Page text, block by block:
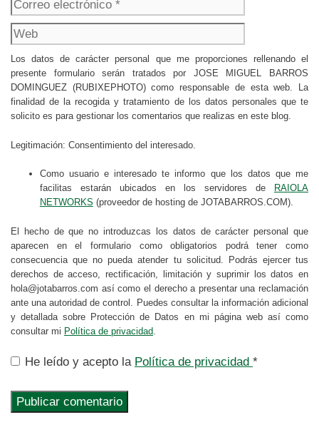
Los datos de carácter personal que me proporciones rellenando el
presente formulario serán tratados por JOSE MIGUEL BARROS
DOMINGUEZ (RUBIXEPHOTO) como responsable de esta web. La
finalidad de la recogida y tratamiento de los datos personales que te
solicito es para gestionar los comentarios que realizas en este blog.
Legitimación: Consentimiento del interesado.
Como usuario e interesado te informo que los datos que me
facilitas estarán ubicados en los servidores de
RAIOLA
NETWORKS (proveedor de hosting de JOTABARROS.COM).
El hecho de que no introduzcas los datos de carácter personal que
aparecen en el formulario como obligatorios podrá tener como
consecuencia que no pueda atender tu solicitud. Podrás ejercer tus
derechos de acceso, rectificación, limitación y suprimir los datos en
hola@jotabarros.com así como el derecho a presentar una reclamación
ante una autoridad de control. Puedes consultar la información adicional
y detallada sobre Protección de Datos en mi página web así como
consultar mi Política de privacidad
He leído y acepto la Política de privacidad *